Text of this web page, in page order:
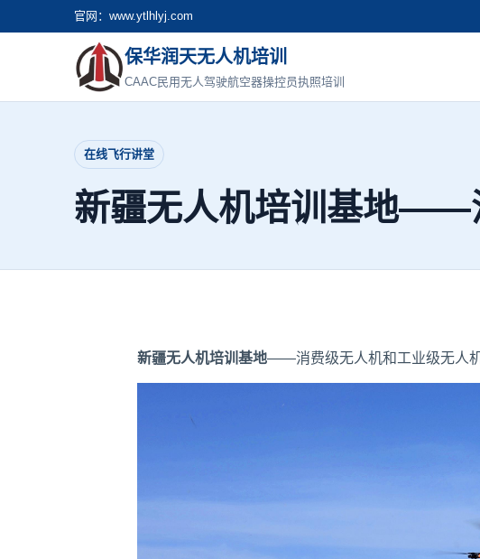
官网：www.ytlhlyj.com
保华润天无人机培训
CAAC民用无人驾驶航空器操控员执照培训
在线飞行讲堂
新疆无人机培训基地——
新疆无人机培训基地——消费级无人机和工业级无人